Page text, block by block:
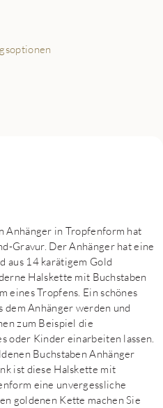
Anhänger in Tropfenform hat
Gravur. Der Anhänger hat eine
aus 14 karätigem Gold
Halskette mit Buchstaben
eines Tropfens. Ein schönes
dem Anhänger werden und
zum Beispiel die
oder Kinder einarbeiten lassen.
Buchstaben Anhänger
ist diese Halskette mit
eine unvergessliche
goldenen Kette machen Sie